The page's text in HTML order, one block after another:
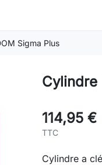
Sigma Plus
Cylindre
114,95 €
TTC
Cylindre a